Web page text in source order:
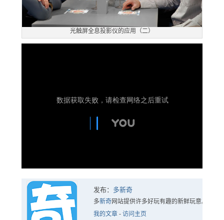
光触屏全息投影仪的应用（二）
发布： 多新奇
多新奇网站提供许多好玩有趣的新鲜玩意。
我的文章- 访问主页